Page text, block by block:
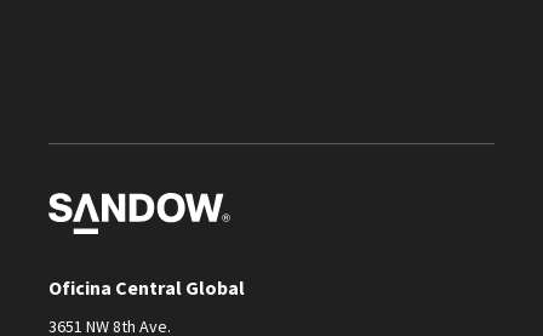
Oficina Central Global
3651 NW 8th Ave.